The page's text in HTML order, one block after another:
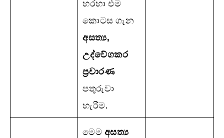
කොටස ගැන
අසත්‍ය,
උද්වේගකර
ප්‍රචාරණ
පතුරුවා
හැරීම.
මෙමඅසත්‍ය